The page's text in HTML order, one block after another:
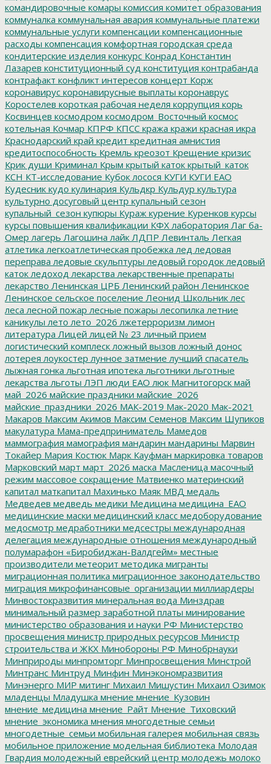
командировочные комары комиссия комитет образования
коммуналка коммунальная авария коммунальные платежи
коммунальные услуги компенсации компенсационные
расходы компенсация комфортная городская среда
кондитерские изделия конкурс Конрад Константин
Лазарев конституционный суд конституция контрабанда
контрафакт конфликт интересов концерт Корж
коронавирус коронавирусные выплаты коронаврус
Коростелев короткая рабочая неделя коррупция корь
Косвинцев космодром космодром_Восточный космос
котельная Кочмар КПРФ КПСС кража кражи красная икра
Краснодарский край кредит кредитная амнистия
кредитоспособность Кремль креозот Крещение кризис
Крик души Криминал Крым крытый каток крытый_каток
КСН КТ-исследование Кубок лосося КУГИ КУГИ ЕАО
Кудесник кудо кулинария Кульдкр Кульдур культура
культурно досуговый центр купальный сезон
купальный_сезон купюры Кураж курение Куренков курсы
курсы повышения квалификации КФХ лаборатория Лаг ба-
Омер лагерь Лагошина лайк ЛДПР Левинталь Легкая
атлетика легкоатлетическая пробежка лед ледовая
переправа ледовые скульптуры ледовый городок ледовый
каток ледоход лекарства лекарственные препараты
лекарство Ленинская ЦРБ Ленинский район Ленинское
Ленинское сельское поселение Леонид Школьник лес
леса лесной пожар лесные пожары лесопилка летние
каникулы лето лето_2026 лжетерроризм лимон
литература Лицей лицей № 23 личный прием
логистический комплеск ложный вызов ложный донос
лотерея лоукостер лунное затмение лучший спасатель
лыжная гонка льготная ипотека льготники льготные
лекарства льготы ЛЭП люди ЕАО люк Магнитогорск май
май_2026 майские праздники майские_2026
майские_праздники_2026 МАК-2019 Мак-2020 Мак-2021
Макаров Максим Акимов Максим Семенов Максим Шупиков
макулатура Мама-предприниматель Мамедов
маммография мамография мандарин мандарины Марвин
Токайер Мария Костюк Марк Кауфман маркировка товаров
Марковский март март_2026 маска Масленица масочный
режим массовое сокращение Матвиенко материнский
капитал маткапитал Махинько Маяк МВД медаль
Медведев медведь медики Медицина медицина_ЕАО
медицинские маски медицинский класс медоборудование
медосмотр медработники медсестры международная
делегация международные отношения международный
полумарафон «Биробиджан-Валдгейм» местные
производители метеорит методика мигранты
миграционная политика миграционное законодательство
миграция микрофинансовые_организации миллиардеры
Минвостокразвития минеральная вода Минздрав
минимальный размер заработной платы минирование
министерство образования и науки РФ Министерство
просвещения министр природных ресурсов Министр
строительства и ЖКХ Минобороны РФ Минобрнауки
Минприроды минпромторг Минпросвещения Минстрой
Минтранс Минтруд Минфин Минэкономразвития
Минэнерго МИР митинг Михаил Мишустин Михаил Озимок
младенцы Младушка мнение мнение_Кузовин
мнение_медицина мнение_Райт Мнение_Тиховский
мнение_экономика мнения многодетные семьи
многодетные_семьи мобильная галерея мобильная связь
мобильное приложение модельная библиотека Молодая
Гвардия молодежный еврейский центр молодежь молоко